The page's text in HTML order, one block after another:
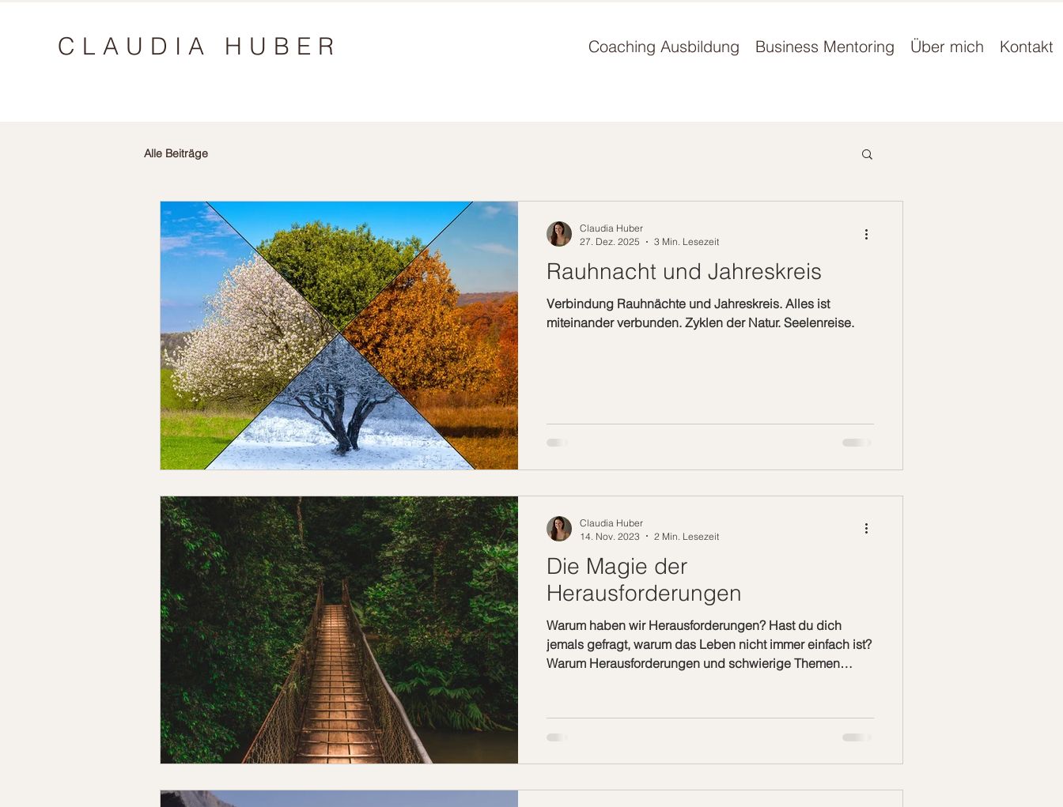
CLAUDIA HUBER Coaching Ausbildung Business Mentoring Über mich Kontakt
Alle Beiträge
Rauhnacht und Jahreskreis
Verbindung Rauhnächte und Jahreskreis. Alles ist
miteinander verbunden. Zyklen der Natur. Seelenreise.
Claudia Huber
27. Dez. 2025
3 Min. Lesezeit
Die Magie der
Herausforderungen
Warum haben wir Herausforderungen? Hast du dich
jemals gefragt, warum das Leben nicht immer einfach ist?
Warum Herausforderungen und schwierige Themen
getroffen haben. Bevor wir in diesen Körper eingetaucht
sind, haben wir uns überlegt, welche Lektionen wir lernen
Claudia Huber
14. Nov. 2023
2 Min. Lesezeit